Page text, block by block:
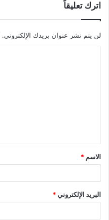
اترك تعليقاً
لن يتم نشر عنوان بريدك الإلكتروني.
ق
*
الاسم *
البريد الإلكتروني*